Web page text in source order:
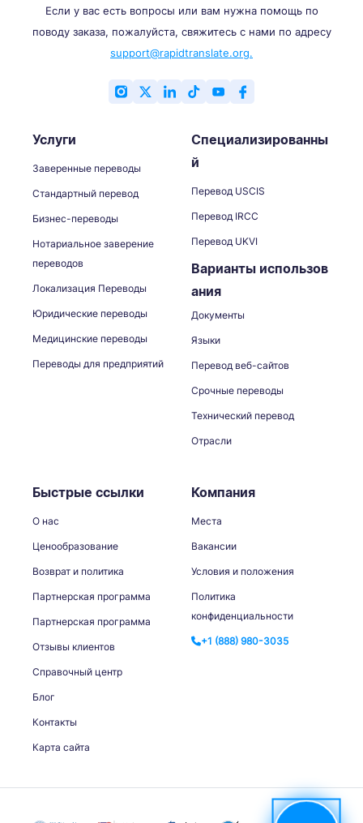
Если у вас есть вопросы или вам нужна помощь по
поводу заказа, пожалуйста, свяжитесь с нами по адресу
support@rapidtranslate.org.
Услуги
Заверенные переводы
Стандартный перевод
Бизнес-переводы
Нотариальное заверение
переводов
Локализация Переводы
Юридические переводы
Медицинские переводы
Переводы для предприятий
Специализированны
й
Перевод USCIS
Перевод IRCC
Перевод UKVI
Варианты использов
ания
Документы
Языки
Перевод веб-сайтов
Срочные переводы
Технический перевод
Отрасли
Быстрые ссылки
О нас
Ценообразование
Возврат и политика
Партнерская программа
Партнерская программа
Отзывы клиентов
Справочный центр
Блог
Контакты
Карта сайта
Компания
Места
Вакансии
Условия и положения
Политика
конфиденциальности
+1 (888) 980-3035